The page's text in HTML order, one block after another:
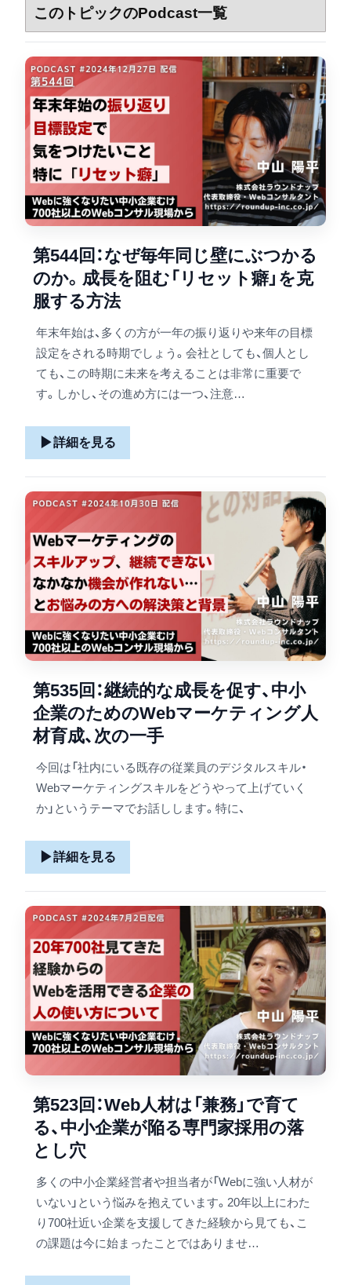
このトピックのPodcast一覧
第544回：なぜ毎年同じ壁にぶつかる
のか。成長を阻む「リセット癖」を克
服する方法
年末年始は、多くの方が一年の振り返りや来年の目標
設定をされる時期でしょう。会社としても、個人とし
ても、この時期に未来を考えることは非常に重要で
す。しかし、その進め方には一つ、注意…
▶詳細を見る
第535回：継続的な成長を促す、中小
企業のためのWebマーケティング人
材育成、次の一手
今回は「社内にいる既存の従業員のデジタルスキル・
Webマーケティングスキルをどうやって上げていく
か」というテーマでお話しします。特に、
▶詳細を見る
第523回：Web人材は「兼務」で育て
る、中小企業が陥る専門家採用の落
とし穴
多くの中小企業経営者や担当者が「Webに強い人材が
いない」という悩みを抱えています。20年以上にわた
り700社近い企業を支援してきた経験から見ても、こ
の課題は今に始まったことではありませ…